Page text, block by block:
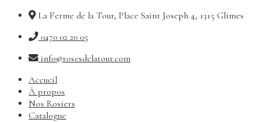
La Ferme de la Tour, Place Saint Joseph 4, 1315 Glimes
0470 02 20 05
info@rosesdelatour.com
Accueil
À propos
Nos Rosiers
Catalogue